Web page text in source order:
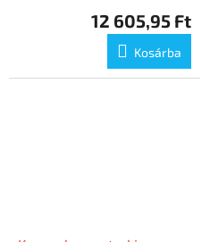
12 605,95 Ft
Kosárba